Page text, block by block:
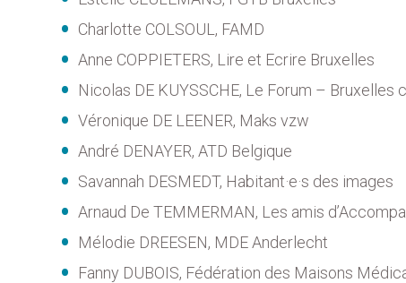
Charlotte COLSOUL, FAMD
Anne COPPIETERS, Lire et Ecrire Bruxelles
Nicolas DE KUYSSCHE, Le Forum – Bruxelles
Véronique DE LEENER, Maks vzw
André DENAYER, ATD Belgique
Savannah DESMEDT, Habitant·e·s des images
Arnaud De TEMMERMAN, Les amis
Mélodie DREESEN, MDE Anderlecht
Fanny DUBOIS, Fédération des Maisons